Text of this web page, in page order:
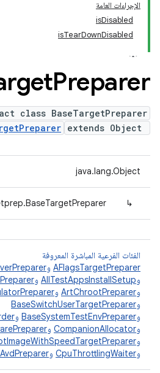
الإجراءات العامة
isDisabled
isTearDownDisabled
Preparer
class BaseTargetPreparer
extends Object
java.lang.Object
↳
الفئات الفرعية المباشرة المعروفة
AFlagsTargetPreparer و
وAllTestAppsInstallSetup و
وArtChrootPreparer و
وBaseSwitchUserTargetPreparer
وBaseSystemTestEnvPreparer و
وCompanionAllocator و
و
وCpuThrottlingWaiter و